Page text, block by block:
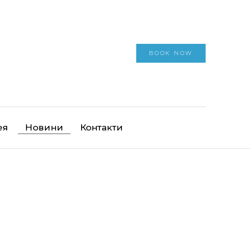
BOOK NOW
Новини Контакти